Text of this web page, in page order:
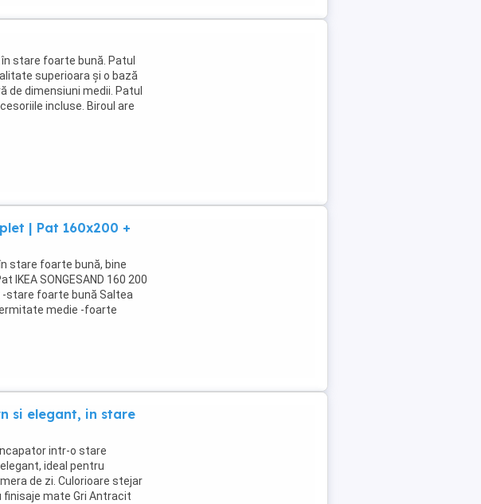
stare foarte bună. Patul
superioara și o bază
de dimensiuni medii. Patul
incluse. Biroul are
| Pat 160x200 +
stare foarte bună, bine
SONGESAND 160 200
stare foarte bună Saltea
medie -foarte
si elegant, in stare
intr-o stare
ideal pentru
de zi. Culorioare stejar
mate Gri Antracit